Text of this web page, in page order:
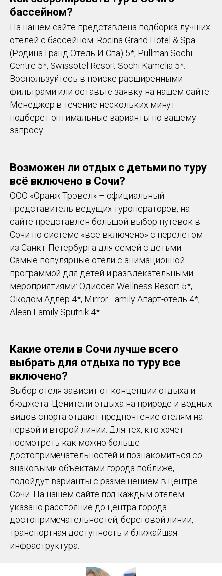
бассейном?
На нашем сайте представлена подборка лучших
отелей с бассейном: Rodina Grand Hotel & Spa
(Родина Гранд Отель И Спа) 5*, Pullman Sochi
Centre 5*, Swissotel Resort Sochi Kamelia 5*.
Воспользуйтесь в поиске расширенными
фильтрами или оставьте заявку на нашем сайте.
Менеджер в течение нескольких минут
подберет оптимальные варианты по вашему
запросу.
Возможен ли отдых с детьми по туру
всё включено в Сочи?
ООО «Оранж Трэвел» – официальный
представитель ведущих туроператоров, на
сайте представлен большой выбор путевок в
Сочи по системе «все включено» с перелетом
из Санкт-Петербурга для семей с детьми.
Самые популярные отели с анимационной
программой для детей и развлекательными
мероприятиями: Одиссея Wellness Resort 5*,
Экодом Адлер 4*, Mirror Family Апарт-отель 4*,
Alean Family Sputnik 4*.
Какие отели в Сочи лучше всего
выбрать для отдыха по туру все
включено?
Выбор отеля зависит от концепции отдыха и
бюджета. Ценители отдыха на природе и водных
видов спорта отдают предпочтение отелям на
первой и второй линии. Для тех, кто хочет
посмотреть как можно больше
достопримечательностей и познакомиться со
знаковыми объектами города поближе,
подойдут варианты с размещением в центре
Сочи. На нашем сайте под каждым отелем
указано расстояние до центра города,
достопримечательностей, береговой линии,
транспортная доступность и ближайшая
инфраструктура.